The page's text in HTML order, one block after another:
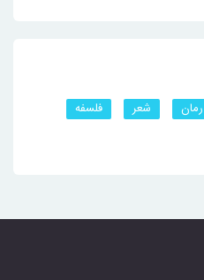
رمان شعر
فلسفه